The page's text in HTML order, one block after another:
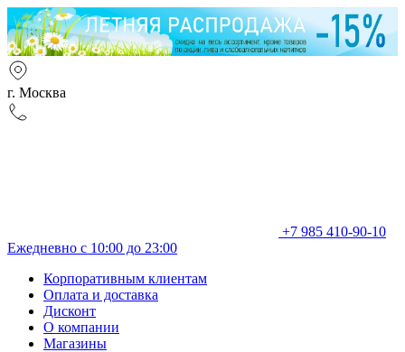
г. Москва
+7 985 410-90-10
Ежедневно с 10:00 до 23:00
Корпоративным клиентам
Оплата и доставка
Дисконт
О компании
Магазины